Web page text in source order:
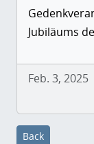
Jubiläums
Feb. 3, 2025
Back